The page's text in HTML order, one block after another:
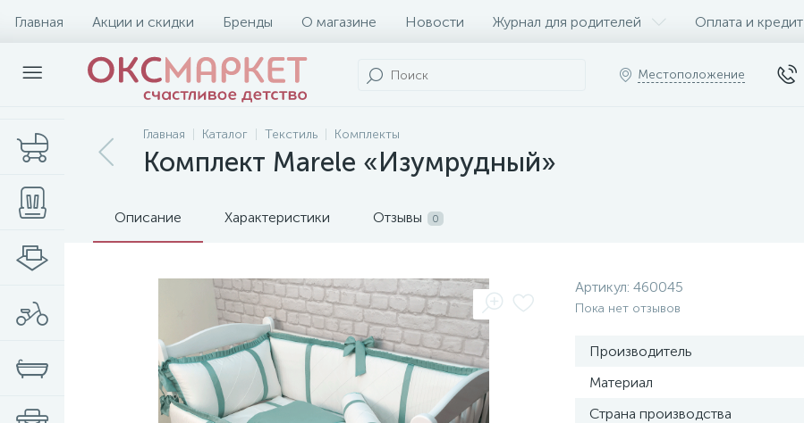
Главная Акции и скидки Бренды О магазине Новости Журнал для родителей Оплата и кредит
Местоположение
Главная Каталог Текстиль Комплекты
Комплект Marele «Изумрудный»
Описание Характеристики Отзывы 0
Артикул: 460045
Пока нет отзывов
Производитель
Материал
Страна производства